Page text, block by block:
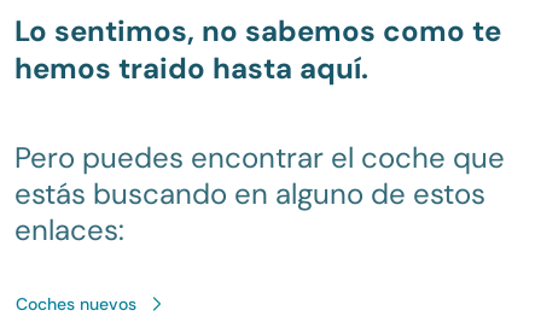
Lo sentimos, no sabemos como te
hemos traido hasta aquí.
Pero puedes encontrar el coche que
estás buscando en alguno de estos
enlaces:
Coches nuevos